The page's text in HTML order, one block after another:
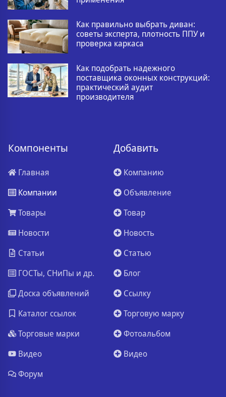
Как правильно выбрать диван:
советы эксперта, плотность ППУ и
проверка каркаса
Как подобрать надежного
поставщика оконных конструкций:
практический аудит
производителя
Компоненты
Главная
Компании
Товары
Новости
Статьи
ГОСТы, СНиПы и др.
Доска объявлений
Каталог ссылок
Торговые марки
Видео
Форум
Добавить
Компанию
Объявление
Товар
Новость
Статью
Блог
Ссылку
Торговую марку
Фотоальбом
Видео